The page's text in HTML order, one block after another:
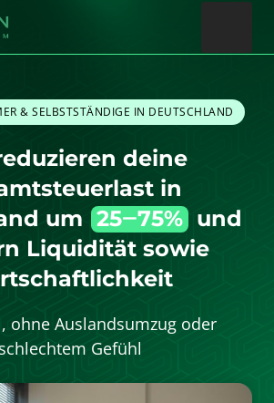
& SELBSTSTÄNDIGE IN DEUTSCHLAND
deine
in
um 25‒75% und
Liquidität sowie
ohne Auslandsumzug oder
Gefühl